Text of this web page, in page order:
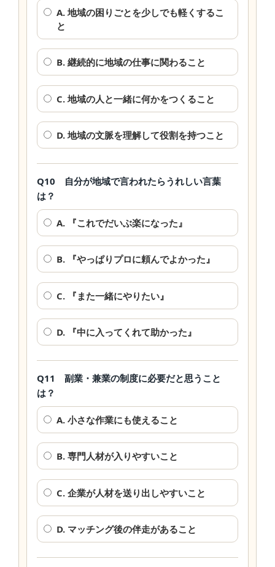
A. 地域の困りごとを少しでも軽くするこ
と
B. 継続的に地域の仕事に関わること
C. 地域の人と一緒に何かをつくること
D. 地域の文脈を理解して役割を持つこと
Q10 自分が地域で言われたらうれしい言葉
は？
A. 『これでだいぶ楽になった』
B. 『やっぱりプロに頼んでよかった』
C. 『また一緒にやりたい』
D. 『中に入ってくれて助かった』
Q11 副業・兼業の制度に必要だと思うこと
は？
A. 小さな作業にも使えること
B. 専門人材が入りやすいこと
C. 企業が人材を送り出しやすいこと
D. マッチング後の伴走があること